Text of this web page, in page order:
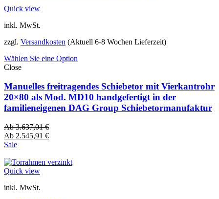
Quick view
inkl. MwSt.
zzgl. Versandkosten (Aktuell 6-8 Wochen Lieferzeit)
Wählen Sie eine Option
Close
Manuelles freitragendes Schiebetor mit Vierkantrohr
20×80 als Mod. MD10 handgefertigt in der
familieneigenen DAG Group Schiebetormanufaktur
Ab3.637,01€
Ab 2.545,91 €
Sale
Quick view
inkl. MwSt.